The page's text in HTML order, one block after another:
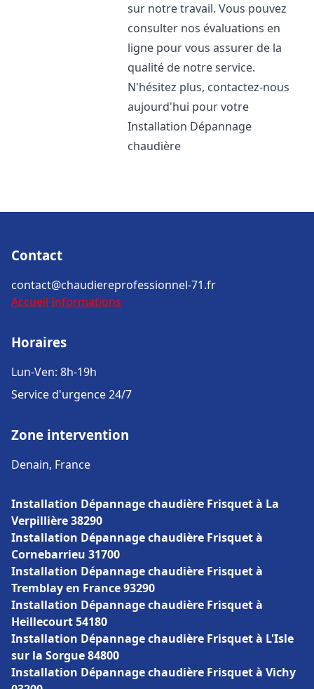
sur notre travail. Vous pouvez
consulter nos évaluations en
ligne pour vous assurer de la
qualité de notre service.
N'hésitez plus, contactez-nous
aujourd'hui pour votre
Installation Dépannage
chaudière
Contact
contact@chaudiereprofessionnel-71.fr
Accueil Informations
Horaires
Lun-Ven: 8h-19h
Service d'urgence 24/7
Zone intervention
Denain, France
Installation Dépannage chaudière Frisquet à La
Verpillière 38290
Installation Dépannage chaudière Frisquet à
Cornebarrieu 31700
Installation Dépannage chaudière Frisquet à
Tremblay en France 93290
Installation Dépannage chaudière Frisquet à
Heillecourt 54180
Installation Dépannage chaudière Frisquet à L'Isle
sur la Sorgue 84800
Installation Dépannage chaudière Frisquet à Vichy